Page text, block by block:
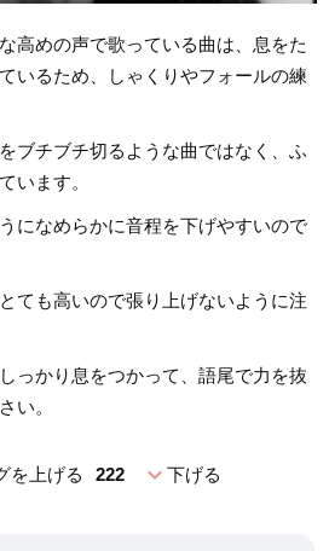
高めの声で歌っている曲は、息をた
いるため、しゃくりやフォールの練
ブチブチ切るような曲ではなく、ふ
います。
になめらかに音程を下げやすいので
ても高いので張り上げないように注
っかり息をつかって、語尾で力を抜
い。
を上げる 222 expand_more下げる